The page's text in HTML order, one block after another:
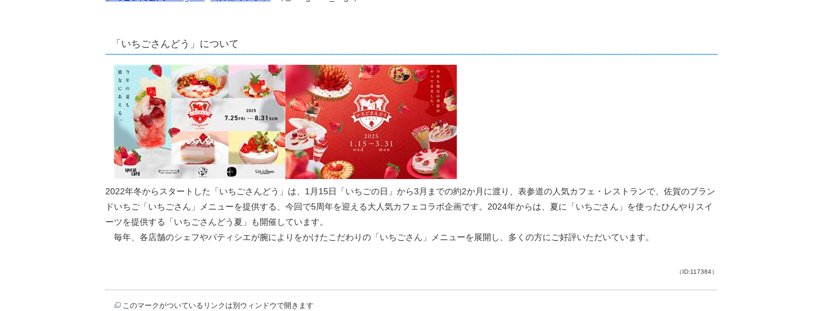
「いちごさんどう」について
2022年冬からスタートした「いちごさんどう」は、1月15日「いちごの日」から3月までの約2か月に渡り、表参道の人気カフェ・レストランで、佐賀のブラン
ドいちご「いちごさん」メニューを提供する、今回で5周年を迎える大人気カフェコラボ企画です。2024年からは、夏に「いちごさん」を使ったひんやりスイ
ーツを提供する「いちごさんどう夏」も開催しています。
毎年、各店舗のシェフやパティシエが腕によりをかけたこだわりの「いちごさん」メニューを展開し、多くの方にご好評いただいています。
（ID:117384）
このマークがついているリンクは別ウィンドウで開きます